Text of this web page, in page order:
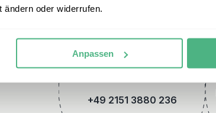
ändern oder widerrufen.
Anpassen
Telefon
+49 2151 3880 236